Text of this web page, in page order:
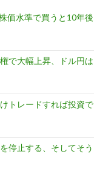
価水準で買うと10年後
で大幅上昇、ドル円は
トレードすれば投資で
停止する、そしてそう